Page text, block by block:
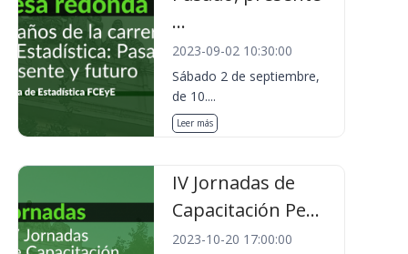
...
2023-09-02 10:30:00
Sábado 2 de septiembre,
de 10....
Leer más
IV Jornadas de
Capacitación Pe...
2023-10-20 17:00:00